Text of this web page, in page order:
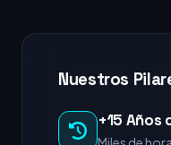
Nuestros
+15 Años